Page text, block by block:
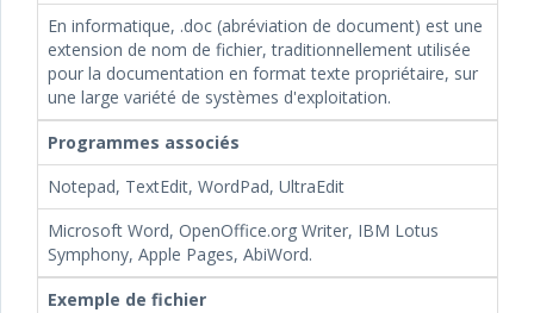
En informatique, .doc (abréviation de document) est une
extension de nom de fichier, traditionnellement utilisée
pour la documentation en format texte propriétaire, sur
une large variété de systèmes d'exploitation.
Programmes associés
Notepad, TextEdit, WordPad, UltraEdit
Microsoft Word, OpenOffice.org Writer, IBM Lotus
Symphony, Apple Pages, AbiWord.
Exemple de fichier